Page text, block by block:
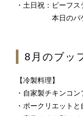
・土日祝：ビーフス
本日のバケ
8月のブッ
【冷製料理】
・自家製チキンコ
・ポークリエット
レ